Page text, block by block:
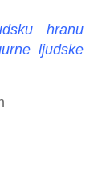
hranu
ljudske